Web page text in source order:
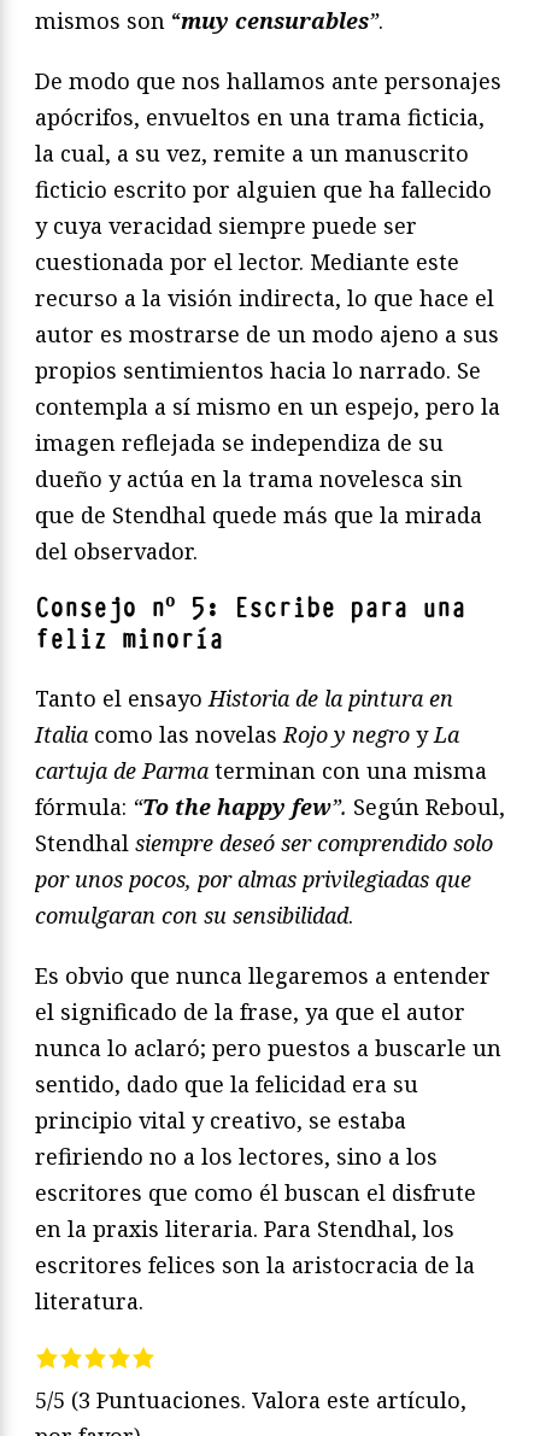
mismos son “muy censurables”.
De modo que nos hallamos ante personajes
apócrifos, envueltos en una trama ficticia,
la cual, a su vez, remite a un manuscrito
ficticio escrito por alguien que ha fallecido
y cuya veracidad siempre puede ser
cuestionada por el lector. Mediante este
recurso a la visión indirecta, lo que hace el
autor es mostrarse de un modo ajeno a sus
propios sentimientos hacia lo narrado. Se
contempla a sí mismo en un espejo, pero la
imagen reflejada se independiza de su
dueño y actúa en la trama novelesca sin
que de Stendhal quede más que la mirada
del observador.
Consejo nº 5: Escribe para una
feliz minoría
Tanto el ensayoHistoria de la pintura en
Italia como las novelas Rojo y negro yLa
cartuja de Parma terminan con una misma
fórmula: “To the happy few”. Según Reboul,
Stendhal siempre deseó ser comprendido solo
por unos pocos, por almas privilegiadas que
comulgaran con su sensibilidad.
Es obvio que nunca llegaremos a entender
el significado de la frase, ya que el autor
nunca lo aclaró; pero puestos a buscarle un
sentido, dado que la felicidad era su
principio vital y creativo, se estaba
refiriendo no a los lectores, sino a los
escritores que como él buscan el disfrute
en la praxis literaria. Para Stendhal, los
escritores felices son la aristocracia de la
literatura.
5/5 (3 Puntuaciones. Valora este artículo,